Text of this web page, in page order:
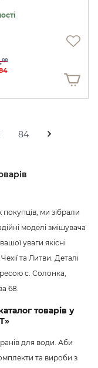
00
84
ми зібрали
моделі змішувача
уваги якісні
та Литви. Деталі
с. Солонка,
68.
товарів у
для води. Аби
та вироби з